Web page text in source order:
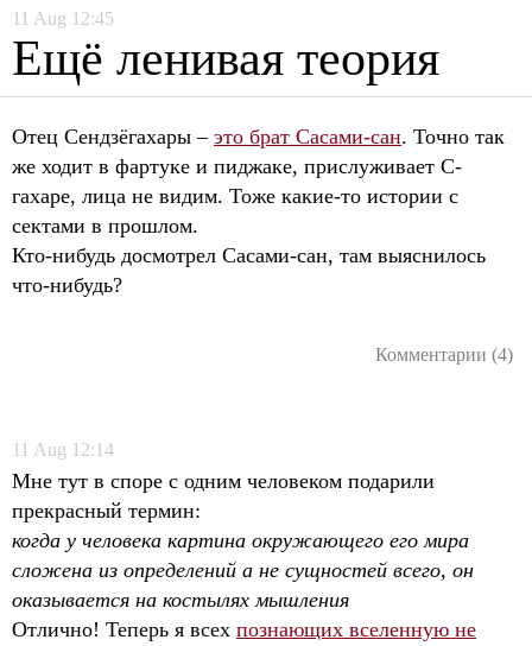
11 Aug 12:45
Ещё ленивая теория
Отец Сендзёгахары – это брат Сасами-сан. Точно так
же ходит в фартуке и пиджаке, прислуживает С-
гахаре, лица не видим. Тоже какие-то истории с
сектами в прошлом.
Кто-нибудь досмотрел Сасами-сан, там выяснилось
что-нибудь?
Комментарии (4)
11 Aug 12:14
Мне тут в споре с одним человеком подарили
прекрасный термин:
когда у человека картина окружающего его мира
сложена из определений а не сущностей всего, он
оказывается на костылях мышления
Отлично! Теперь я всех познающих вселенную не